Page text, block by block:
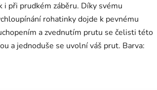
při prudkém záběru. Díky svému
rohatinky dojde k pevnému
a zvednutím prutu se čelisti této
a jednoduše se uvolní váš prut. Barva: